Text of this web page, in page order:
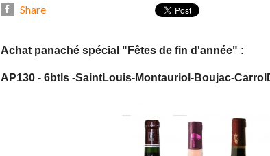
Share
Achat panaché spécial "Fêtes de fin d'année" :
AP130 - 6btls -SaintLouis-Montauriol-Boujac-